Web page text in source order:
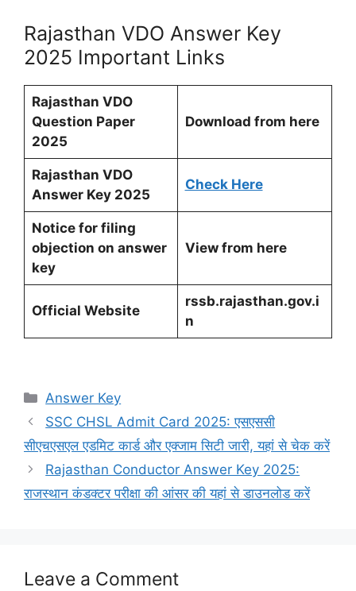
Rajasthan VDO Answer Key
2025 Important Links
Rajasthan VDO
Question Paper
2025
Download from here
Rajasthan VDO
Answer Key 2025
Check Here
Notice for filing
objection on answer
key
View from here
Official Website
rssb.rajasthan.gov.i
n
Categories
Answer Key
SSC CHSL Admit Card 2025: एसएससी
सीएचएसएल एडमिट कार्ड और एक्जाम सिटी जारी, यहां से चेक करें
Rajasthan Conductor Answer Key 2025:
राजस्थान कंडक्टर परीक्षा की आंसर की यहां से डाउनलोड करें
Leave a Comment